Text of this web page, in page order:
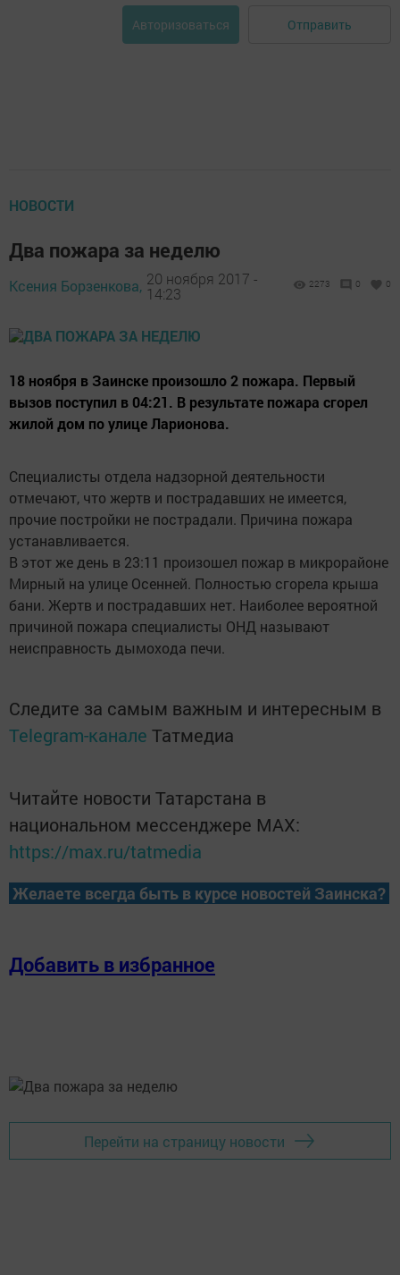
Авторизоваться Отправить
НОВОСТИ
Два пожара за неделю
Ксения Борзенкова, 20 ноября 2017 -
14:23
2273 0 0
18 ноября в Заинске произошло 2 пожара. Первый
вызов поступил в 04:21. В результате пожара сгорел
жилой дом по улице Ларионова.
Специалисты отдела надзорной деятельности
отмечают, что жертв и пострадавших не имеется,
прочие постройки не пострадали. Причина пожара
устанавливается.
В этот же день в 23:11 произошел пожар в микрорайоне
Мирный на улице Осенней. Полностью сгорела крыша
бани. Жертв и пострадавших нет. Наиболее вероятной
причиной пожара специалисты ОНД называют
неисправность дымохода печи.
Следите за самым важным и интересным в
Telegram-канале Татмедиа
Читайте новости Татарстана в
национальном мессенджере MАХ:
https://max.ru/tatmedia
Желаете всегда быть в курсе новостей Заинска?
Добавить в избранное
Перейти на страницу новости